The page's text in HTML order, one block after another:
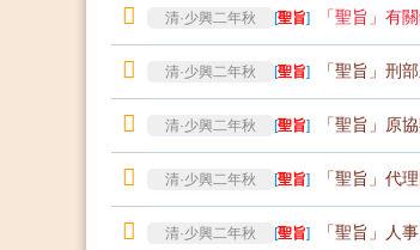
清·少興二年秋 [聖旨] 「聖旨」有
清·少興二年秋 [聖旨] 「聖旨」刑
清·少興二年秋 [聖旨] 「聖旨」原
清·少興二年秋 [聖旨] 「聖旨」代
清·少興二年秋 [聖旨] 「聖旨」人